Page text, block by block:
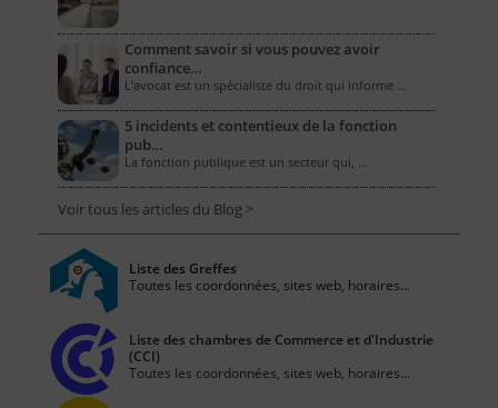
Comment savoir si vous pouvez avoir
confiance…
L'avocat est un spécialiste du droit qui informe …
5 incidents et contentieux de la fonction
pub…
La fonction publique est un secteur qui, …
Voir tous les articles du Blog >
Liste des Greffes
Toutes les coordonnées, sites web, horaires...
Liste des chambres de Commerce et d'Industrie
(CCI)
Toutes les coordonnées, sites web, horaires...